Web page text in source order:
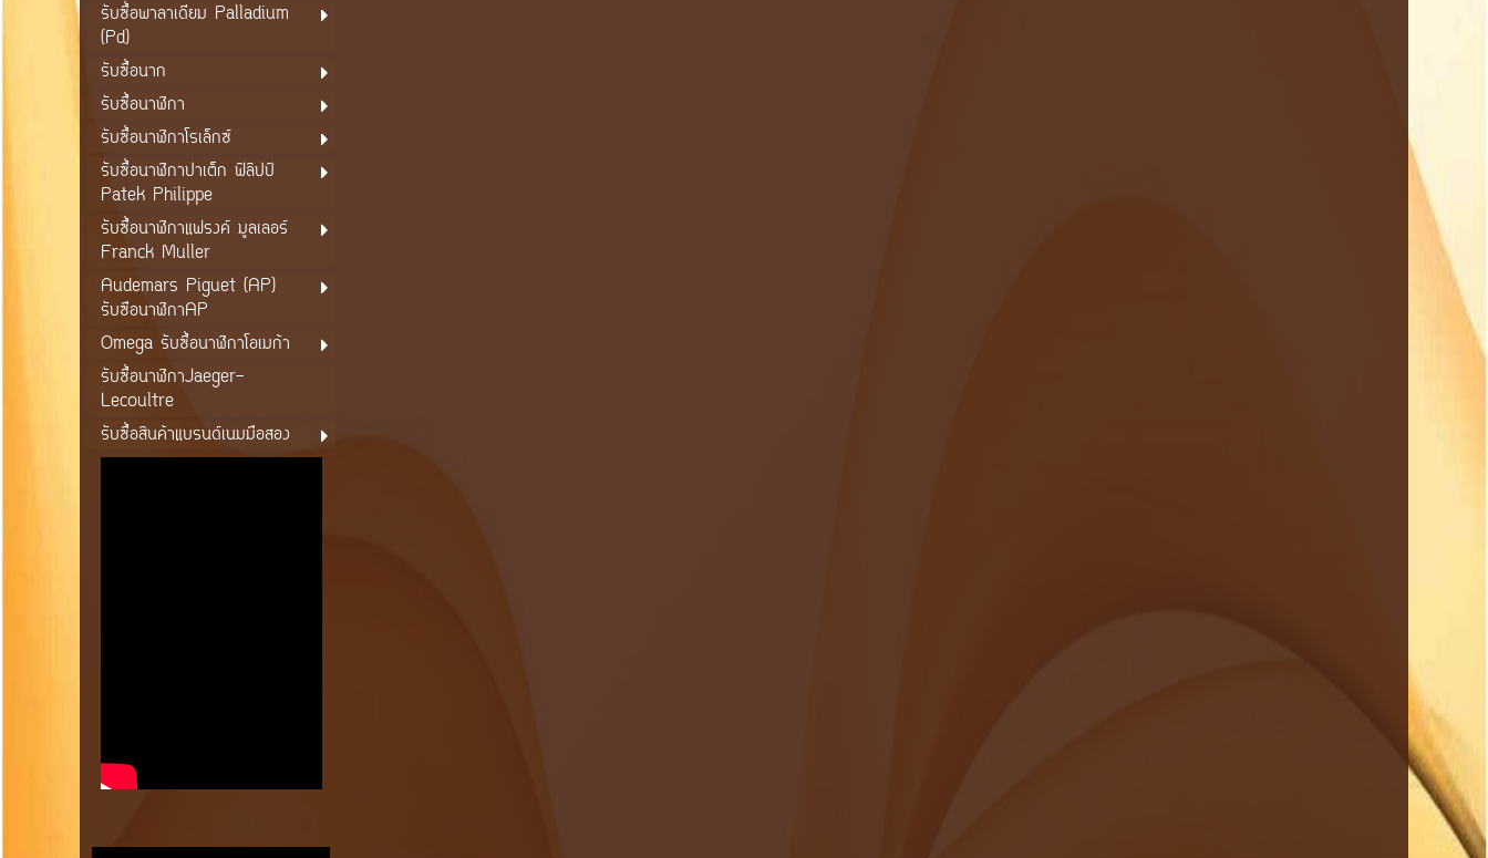
รับซื้อพาลาเดียม Palladium
(Pd)
รับซื้อนาก
รับซื้อนาฬิกา
รับซื้อนาฬิกาโรเล็กซ์
รับซื้อนาฬิกาปาเต็ก ฟิลิปป์
Patek Philippe
รับซื้อนาฬิกาแฟรงค์ มูลเลอร์
Franck Muller
Audemars Piguet (AP)
รับซือนาฬิกาAP
Omega รับซื้อนาฬิกาโอเมก้า
รับซื้อนาฬิกาJaeger-
Lecoultre
รับซื้อสินค้าแบรนด์เนมมือสอง